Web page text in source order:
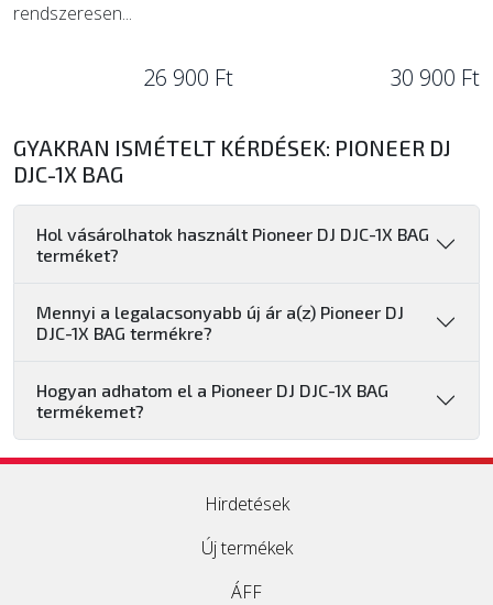
rendszeresen...
26 900 Ft 30 900 Ft
GYAKRAN ISMÉTELT KÉRDÉSEK: PIONEER DJ
DJC-1X BAG
Hol vásárolhatok használt Pioneer DJ DJC-1X BAG
terméket?
Mennyi a legalacsonyabb új ár a(z) Pioneer DJ
DJC-1X BAG termékre?
Hogyan adhatom el a Pioneer DJ DJC-1X BAG
termékemet?
Hirdetések
Új termékek
ÁFF